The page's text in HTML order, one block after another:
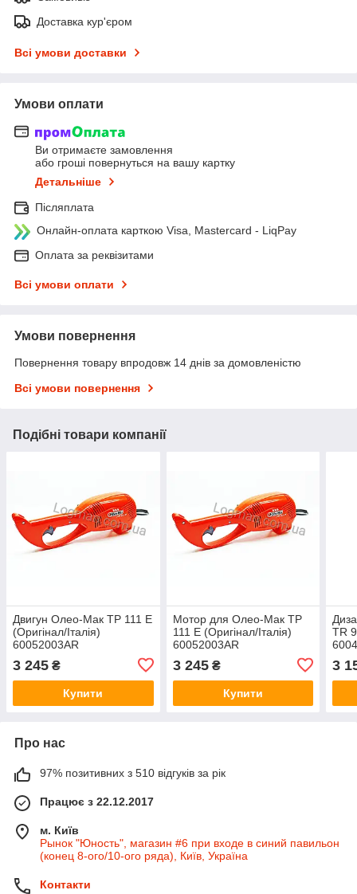
Доставка кур'єром
Всі умови доставки
Умови оплати
Ви отримаєте замовлення
або гроші повернуться на вашу картку
Детальніше
Післяплата
Онлайн-оплата карткою Visa, Mastercard - LiqPay
Оплата за реквізитами
Всі умови оплати
Умови повернення
Повернення товару впродовж 14 днів за домовленістю
Всі умови повернення
Подібні товари компанії
Двигун Олео-Мак ТР 111 E
(Оригінал/Італія)
60052003AR
3 245 ₴
Купити
Мотор для Олео-Мак ТР
111 E (Оригінал/Італія)
60052003AR
3 245₴
Купити
TR
3
Про нас
97% позитивних з 510 відгуків за рік
Працює з 22.12.2017
м. Київ
Рынок "Юность", магазин #6 при входе в синий павильон
(конец 8-ого/10-ого ряда), Київ, Україна
Контакти